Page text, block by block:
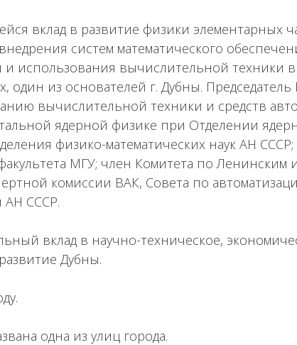
вклад в развитие физики элементарных
систем математического
и использования вычислительной техники
один из основателей г. Дубны. Председатель
вычислительной техники и средств
ядерной физике при Отделении
физико-математических наук АН
МГУ; член Комитета по Ленинским
комиссии ВАК, Совета по
АН СССР.
вклад в научно-техническое,
Дубны.
одна из улиц города.